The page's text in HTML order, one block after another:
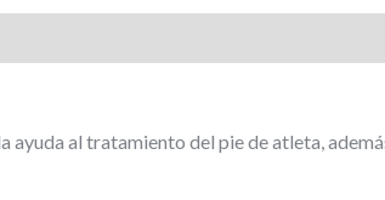
ayuda al tratamiento del pie de atleta,